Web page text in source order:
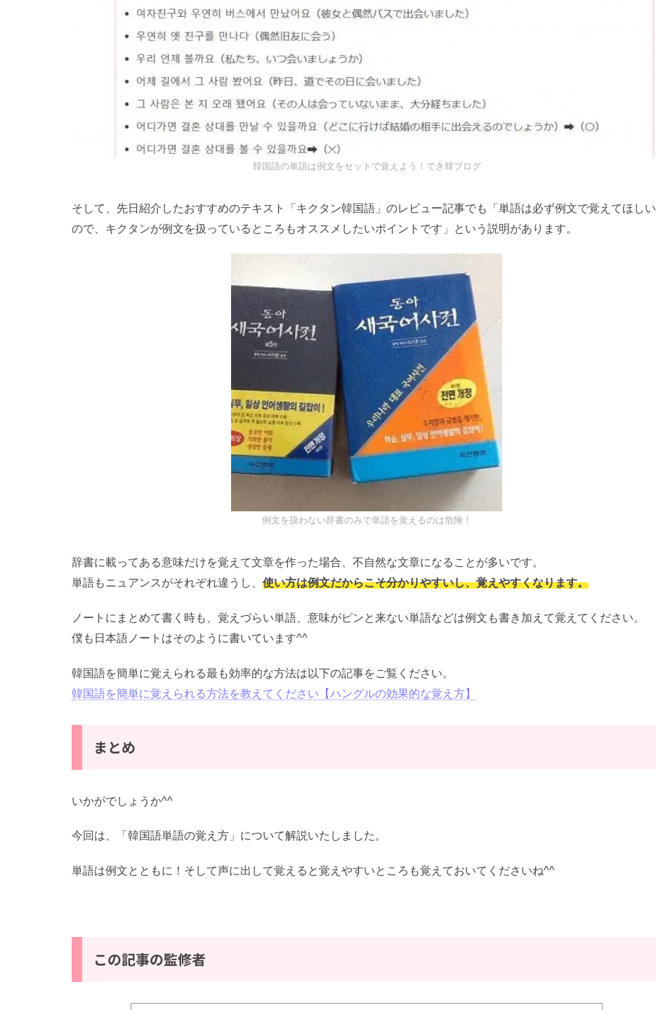
韓国語の単語は例文をセットで覚えよう！でき韓ブログ
そして、先日紹介したおすすめのテキスト「キクタン韓国語」のレビュー記事でも「単語は必ず例文で覚えてほしい
ので、キクタンが例文を扱っているところもオススメしたいポイントです」という説明があります。
例文を扱わない辞書のみで単語を覚えるのは危険！
辞書に載ってある意味だけを覚えて文章を作った場合、不自然な文章になることが多いです。
単語もニュアンスがそれぞれ違うし、 使い方は例文だからこそ分かりやすいし、覚えやすくなります。
ノートにまとめて書く時も、覚えづらい単語、意味がピンと来ない単語などは例文も書き加えて覚えてください。
僕も日本語ノートはそのように書いています^^
韓国語を簡単に覚えられる最も効率的な方法は以下の記事をご覧ください。
韓国語を簡単に覚えられる方法を教えてください【ハングルの効果的な覚え方】
まとめ
いかがでしょうか^^
今回は、「韓国語単語の覚え方」について解説いたしました。
単語は例文とともに！そして声に出して覚えると覚えやすいところも覚えておいてくださいね^^
この記事の監修者